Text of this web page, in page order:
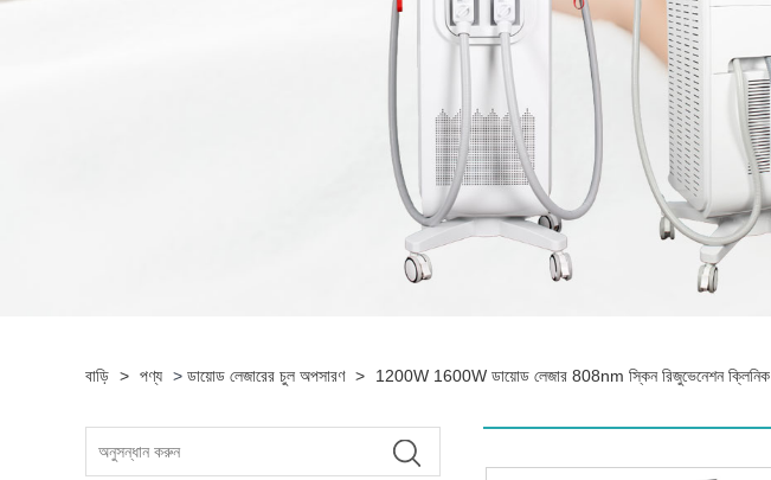
বাড়ি > পণ্য > ডায়োড লেজারের চুল অপসারণ > 1200W 1600W ডায়োড লেজার 808nm স্কিন রিজুভেনেশন ক্লিনিক